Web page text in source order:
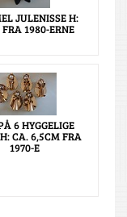
JULENISSE H:
1980-ERNE
6 HYGGELIGE
CA. 6,5CM FRA
1970-E